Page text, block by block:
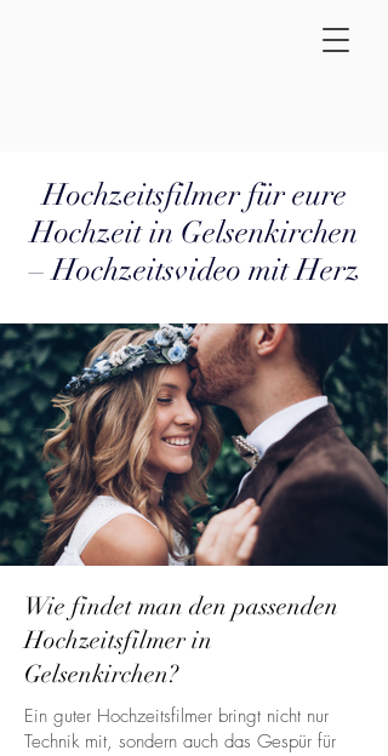
Hochzeitsfilmer für eure
Hochzeit in Gelsenkirchen
– Hochzeitsvideo mit Herz
Wie findet man den passenden
Hochzeitsfilmer in
Gelsenkirchen?
Ein guter Hochzeitsfilmer bringt nicht nur
Technik mit, sondern auch das Gespür für